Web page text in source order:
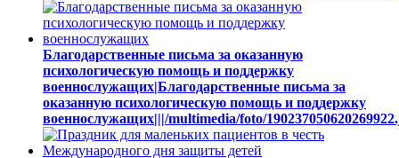
Благодарственные письма за оказанную
психологическую помощь и поддержку
военнослужащих|Благодарственные письма за
оказанную психологическую помощь и поддержку
военнослужащих|||/multimedia/foto/